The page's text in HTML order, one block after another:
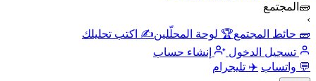
🧱 المجتمع
›
🧱 حائط المجتمع🏆 لوحة المحلّلين✍️ اكتب تحليلك
تسجيل الدخول
إنشاء حساب
💬 واتساب ✈️ تليجرام